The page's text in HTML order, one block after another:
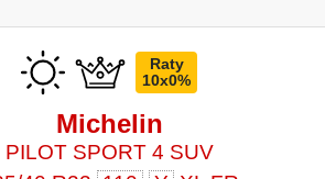
Raty
10x0%
Michelin
PILOT SPORT 4 SUV